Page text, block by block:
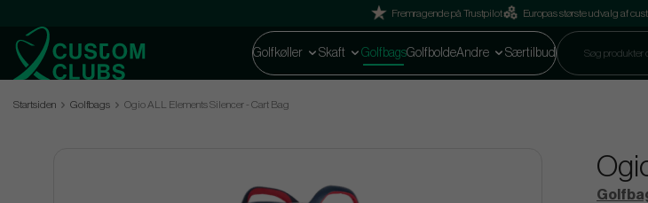
Fremragende på Trustpilot Europas største udvalg af
Golfkøller Skaft GolfbagsGolfboldeAndre Særtilbud
Startsiden Golfbags Ogio ALL Elements Silencer - Cart Bag